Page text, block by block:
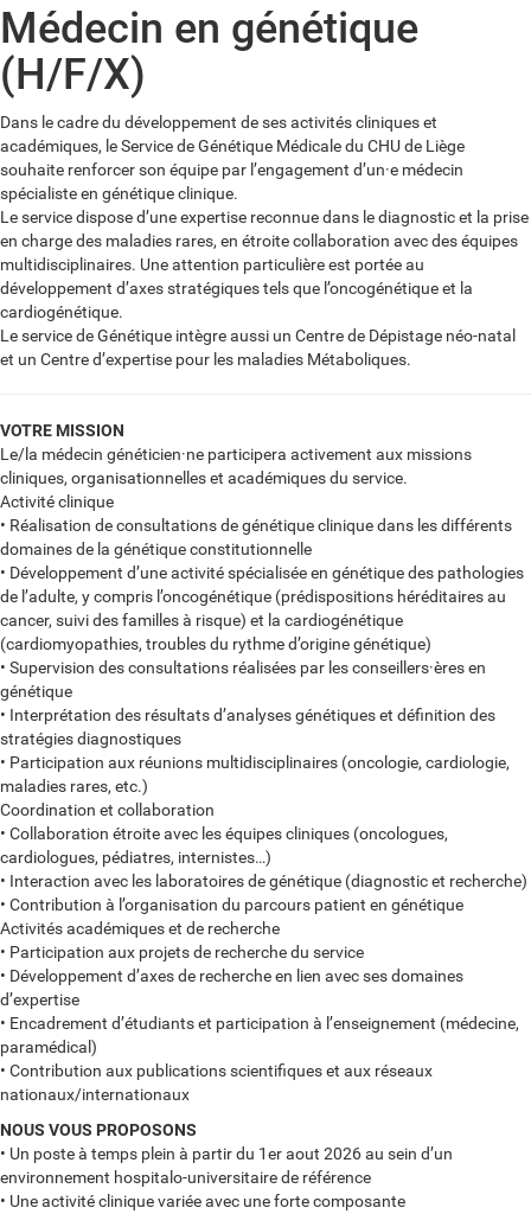
Médecin en génétique
(H/F/X)
Dans le cadre du développement de ses activités cliniques et
académiques, le Service de Génétique Médicale du CHU de Liège
souhaite renforcer son équipe par l’engagement d’un·e médecin
spécialiste en génétique clinique.
Le service dispose d’une expertise reconnue dans le diagnostic et la prise
en charge des maladies rares, en étroite collaboration avec des équipes
multidisciplinaires. Une attention particulière est portée au
développement d’axes stratégiques tels que l’oncogénétique et la
cardiogénétique.
Le service de Génétique intègre aussi un Centre de Dépistage néo-natal
et un Centre d’expertise pour les maladies Métaboliques.
VOTRE MISSION
Le/la médecin généticien·ne participera activement aux missions
cliniques, organisationnelles et académiques du service.
Activité clinique
• Réalisation de consultations de génétique clinique dans les différents
domaines de la génétique constitutionnelle
• Développement d’une activité spécialisée en génétique des pathologies
de l’adulte, y compris l’oncogénétique (prédispositions héréditaires au
cancer, suivi des familles à risque) et la cardiogénétique
(cardiomyopathies, troubles du rythme d’origine génétique)
• Supervision des consultations réalisées par les conseillers·ères en
génétique
• Interprétation des résultats d’analyses génétiques et définition des
stratégies diagnostiques
• Participation aux réunions multidisciplinaires (oncologie, cardiologie,
maladies rares, etc.)
Coordination et collaboration
• Collaboration étroite avec les équipes cliniques (oncologues,
cardiologues, pédiatres, internistes…)
• Interaction avec les laboratoires de génétique (diagnostic et recherche)
• Contribution à l’organisation du parcours patient en génétique
Activités académiques et de recherche
• Participation aux projets de recherche du service
• Développement d’axes de recherche en lien avec ses domaines
d’expertise
• Encadrement d’étudiants et participation à l’enseignement (médecine,
paramédical)
• Contribution aux publications scientifiques et aux réseaux
nationaux/internationaux
NOUS VOUS PROPOSONS
• Un poste à temps plein à partir du 1er aout 2026 au sein d’un
environnement hospitalo-universitaire de référence
• Une activité clinique variée avec une forte composante